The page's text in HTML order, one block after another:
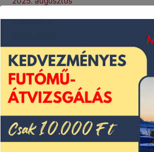
2025. július
2025. május
2025. április
2025. március
2025. február
2025. január
2024. december